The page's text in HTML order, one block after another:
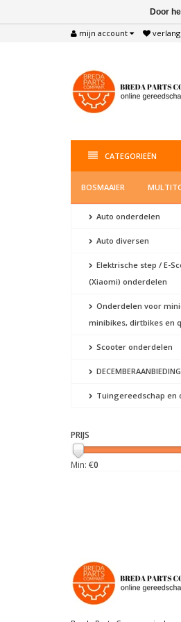
mijn account
CATEGORIEËN
BOSMAAIER
Auto onderdelen
Auto diversen
Elektrische step / E-
(Xiaomi) onderdelen
Onderdelen voor
minibikes, dirtbikes en
Scooter onderdelen
Tuingereedschap en
PRIJS
Min: €0
Door